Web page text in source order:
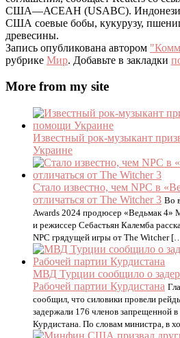
США—АСЕАН (USABC). Индонезия
США соевые бобы, кукурузу,
древесины.
Запись опубликована автором
рубрике Мир. Добавьте в закладки
More from my site
Известный рок-музыкант
Украине
Стало известно, чем NPC в
отличаться от The Witcher 3 Во
Awards 2024 продюсер «Ведьмак 4»
и режиссер Себастьян Калемба
NPC грядущей игры от The Witcher
МВД Турции сообщило о
Рабочей партии Курдистана
сообщил, что силовики провели
задержали 176 членов запрещенной
Курдистана. По словам министра, в